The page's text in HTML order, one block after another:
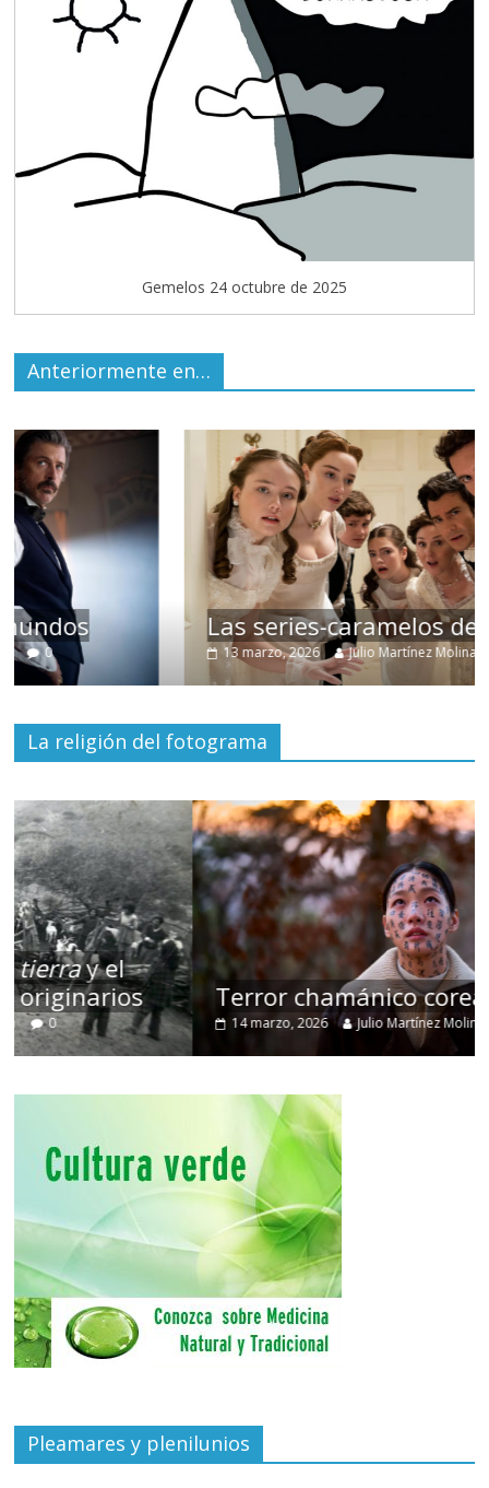
Gemelos 24 octubre de 2025
Anteriormente en…
Las series-caramelos de Shondaland
13 marzo, 2026 Julio Martínez Molina 0
La religión del fotograma
Terror chamánico coreano
14 marzo, 2026 Julio Martínez Molina 0
Pleamares y plenilunios